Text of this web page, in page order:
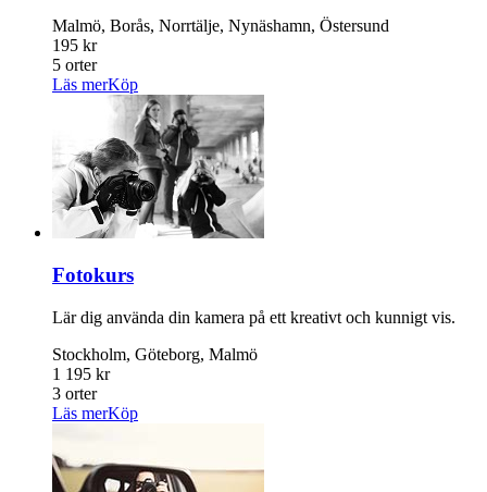
Malmö, Borås, Norrtälje, Nynäshamn, Östersund
195 kr
5 orter
Läs merKöp
Fotokurs
Lär dig använda din kamera på ett kreativt och kunnigt vis.
Stockholm, Göteborg, Malmö
1 195 kr
3 orter
Läs merKöp